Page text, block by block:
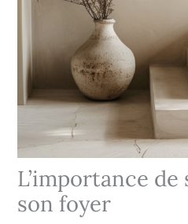
L’importance de
son foyer